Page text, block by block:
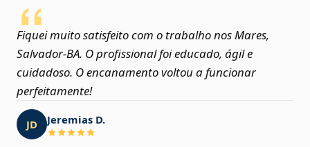
Fiquei muito satisfeito com o trabalho nos Mares,
Salvador‑BA. O profissional foi educado, ágil e
cuidadoso. O encanamento voltou a funcionar
perfeitamente!
JD Jeremias D.